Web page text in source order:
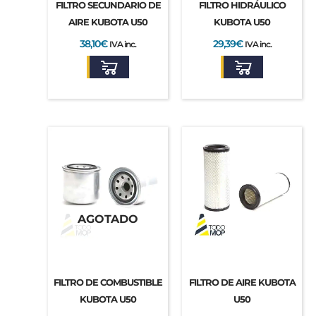
FILTRO SECUNDARIO DE
AIRE KUBOTA U50
38,10€ IVA inc.
FILTRO HIDRÁULICO
KUBOTA U50
29,39€ IVA inc.
AGOTADO
FILTRO DE COMBUSTIBLE
KUBOTA U50
FILTRO DE AIRE KUBOTA
U50